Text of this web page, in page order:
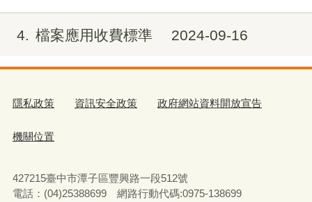
4 檔案應用收費標準 2024-09-16
隱私政策 資訊安全政策 政府網站資料開放宣告
機關位置
427215臺中市潭子區豐興路一段512號
電話：(04)25388699 網路行動代碼:0975-138699